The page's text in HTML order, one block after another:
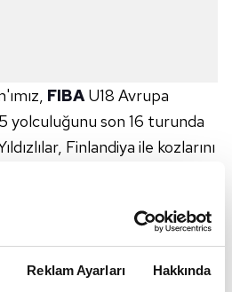
Reklam Ayarları Hakkında
FIBAU18 Avrupa
yolculuğunu son 16 turunda
Finlandiya ile kozlarını
ne zaman, saat kaçta,
MAÇI NE ZAMAN,